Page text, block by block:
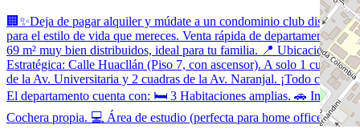
🏢✨Deja de pagar alquiler y múdate a un condominio club diseñado
para el estilo de vida que mereces. Venta rápida de departamento de
69 m² muy bien distribuidos, ideal para tu familia. 📍 Ubicación
Estratégica: Calle Huacllán (Piso 7, con ascensor). A solo 1 cuadra
de la Av. Universitaria y 2 cuadras de la Av. Naranjal. ¡Todo cerca!
El departamento cuenta con: 🛏️ 3 Habitaciones amplias. 🚗 Incluye
Cochera propia. 💻 Área de estudio (perfecta para home office). 🌅